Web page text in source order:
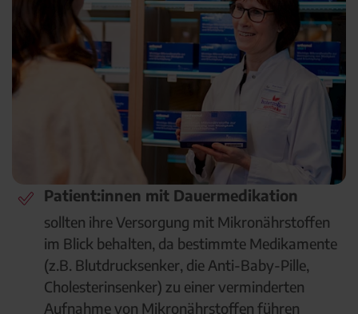
Patient:innen mit Dauermedikation
sollten ihre Versorgung mit Mikronährstoffen
im Blick behalten, da bestimmte Medikamente
(z.B. Blutdrucksenker, die Anti-Baby-Pille,
Cholesterinsenker) zu einer verminderten
Aufnahme von Mikronährstoffen führen